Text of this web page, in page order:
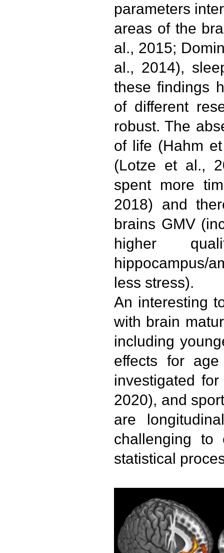
parameters
areas of the
al., 2015;
al., 2014),
these findings
of different
robust. The
of life (Hahm
(Lotze et al.,
spent more
2018) and
brains GMV
higher
hippocampus/
less stress).
An interesting
with brain
including
effects for
investigated
2020), and
are
challenging to
statistical